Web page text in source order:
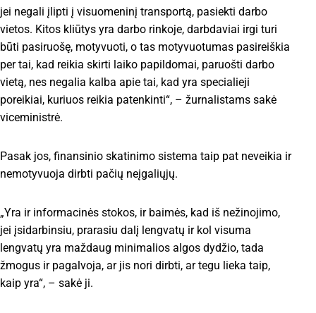
jei negali įlipti į visuomeninį transportą, pasiekti darbo
vietos. Kitos kliūtys yra darbo rinkoje, darbdaviai irgi turi
būti pasiruošę, motyvuoti, o tas motyvuotumas pasireiškia
per tai, kad reikia skirti laiko papildomai, paruošti darbo
vietą, nes negalia kalba apie tai, kad yra specialieji
poreikiai, kuriuos reikia patenkinti“, – žurnalistams sakė
viceministrė.
Pasak jos, finansinio skatinimo sistema taip pat neveikia ir
nemotyvuoja dirbti pačių neįgaliųjų.
„Yra ir informacinės stokos, ir baimės, kad iš nežinojimo,
jei įsidarbinsiu, prarasiu dalį lengvatų ir kol visuma
lengvatų yra maždaug minimalios algos dydžio, tada
žmogus ir pagalvoja, ar jis nori dirbti, ar tegu lieka taip,
kaip yra“, – sakė ji.